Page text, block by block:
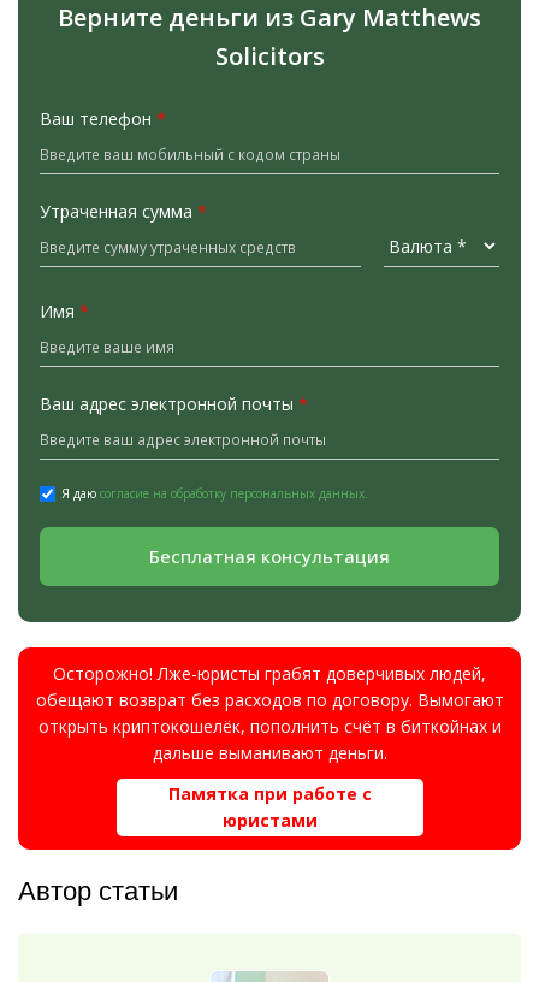
Верните деньги из Gary Matthews
Solicitors
Ваш телефон *
Утраченная сумма *
Имя *
Ваш адрес электронной почты *
Я даю согласие на обработку персональных данных.
Бесплатная консультация
Осторожно! Лже-юристы грабят доверчивых людей,
обещают возврат без расходов по договору. Вымогают
открыть криптокошелёк, пополнить счёт в биткойнах и
дальше выманивают деньги.
Памятка при работе с
юристами
Автор статьи